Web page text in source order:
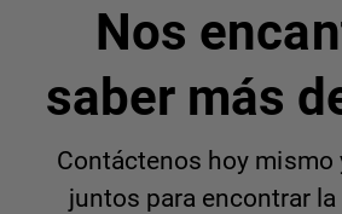
Nos
saber más
Contáctenos hoy mismo
juntos para encontrar